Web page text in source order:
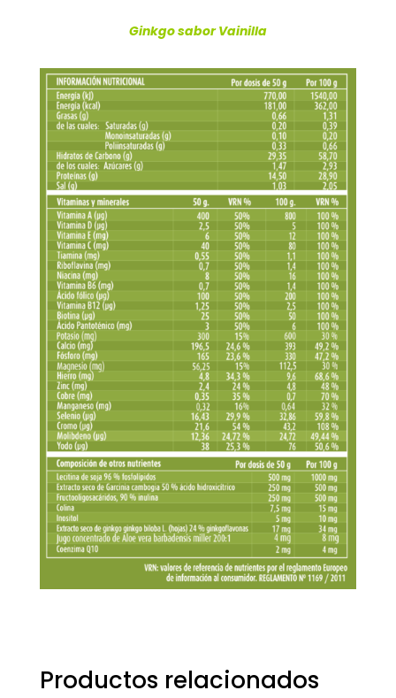
Ginkgo sabor Vainilla
Productos relacionados